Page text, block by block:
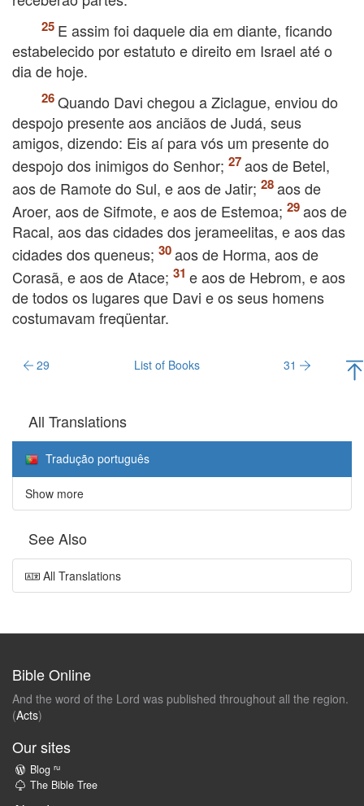
E assim foi daquele dia em diante, ficando
estabelecido por estatuto e direito em Israel até o
dia de hoje.
Quando Davi chegou a Ziclague, enviou do
despojo presente aos anciãos de Judá, seus
amigos, dizendo: Eis aí para vós um presente do
despojo dos inimigos do Senhor;
aos de Betel,
aos de Ramote do Sul, e aos de Jatir;
aos de
Aroer, aos de Sifmote, e aos de Estemoa;
aos de
Racal, aos das cidades dos jerameelitas, e aos das
cidades dos queneus;
aos de Horma, aos de
Corasã, e aos de Atace;
e aos de Hebrom, e aos
de todos os lugares que Davi e os seus homens
costumavam freqüentar.
29 List of Books 31
All Translations
Tradução português
Show more
See Also
All Translations
Bible Online
And the word of the Lord was published throughout all the region.
(Acts)
Our sites
Blog ru
The Bible Tree